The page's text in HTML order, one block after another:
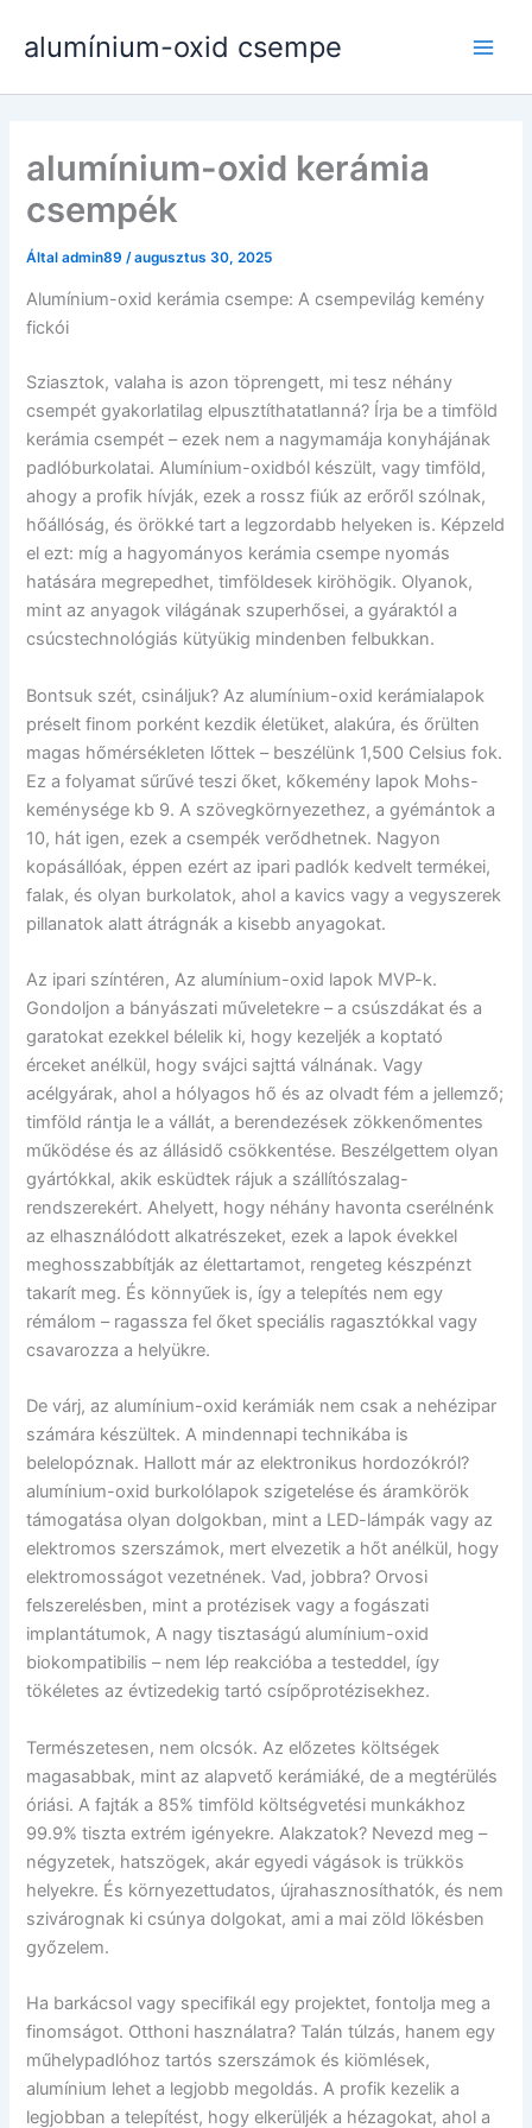
alumínium-oxid csempe
alumínium-oxid kerámia
csempék
Általadmin89 /augusztus 30, 2025
Alumínium-oxid kerámia csempe: A csempevilág kemény
fickói
Sziasztok, valaha is azon töprengett, mi tesz néhány
csempét gyakorlatilag elpusztíthatatlanná? Írja be a timföld
kerámia csempét – ezek nem a nagymamája konyhájának
padlóburkolatai. Alumínium-oxidból készült, vagy timföld,
ahogy a profik hívják, ezek a rossz fiúk az erőről szólnak,
hőállóság, és örökké tart a legzordabb helyeken is. Képzeld
el ezt: míg a hagyományos kerámia csempe nyomás
hatására megrepedhet, timföldesek kiröhögik. Olyanok,
mint az anyagok világának szuperhősei, a gyáraktól a
csúcstechnológiás kütyükig mindenben felbukkan.
Bontsuk szét, csináljuk? Az alumínium-oxid kerámialapok
préselt finom porként kezdik életüket, alakúra, és őrülten
magas hőmérsékleten lőttek – beszélünk 1,500 Celsius fok.
Ez a folyamat sűrűvé teszi őket, kőkemény lapok Mohs-
keménysége kb 9. A szövegkörnyezethez, a gyémántok a
10, hát igen, ezek a csempék verődhetnek. Nagyon
kopásállóak, éppen ezért az ipari padlók kedvelt termékei,
falak, és olyan burkolatok, ahol a kavics vagy a vegyszerek
pillanatok alatt átrágnák a kisebb anyagokat.
Az ipari színtéren, Az alumínium-oxid lapok MVP-k.
Gondoljon a bányászati ​​műveletekre – a csúszdákat és a
garatokat ezekkel bélelik ki, hogy kezeljék a koptató
érceket anélkül, hogy svájci sajttá válnának. Vagy
acélgyárak, ahol a hólyagos hő és az olvadt fém a jellemző;
timföld rántja le a vállát, a berendezések zökkenőmentes
működése és az állásidő csökkentése. Beszélgettem olyan
gyártókkal, akik esküdtek rájuk a szállítószalag-
rendszerekért. Ahelyett, hogy néhány havonta cserélnénk
az elhasználódott alkatrészeket, ezek a lapok évekkel
meghosszabbítják az élettartamot, rengeteg készpénzt
takarít meg. És könnyűek is, így a telepítés nem egy
rémálom – ragassza fel őket speciális ragasztókkal vagy
csavarozza a helyükre.
De várj, az alumínium-oxid kerámiák nem csak a nehézipar
számára készültek. A mindennapi technikába is
belelopóznak. Hallott már az elektronikus hordozókról?
alumínium-oxid burkolólapok szigetelése és áramkörök
támogatása olyan dolgokban, mint a LED-lámpák vagy az
elektromos szerszámok, mert elvezetik a hőt anélkül, hogy
elektromosságot vezetnének. Vad, jobbra? Orvosi
felszerelésben, mint a protézisek vagy a fogászati ​​
implantátumok, A nagy tisztaságú alumínium-oxid
biokompatibilis – nem lép reakcióba a testeddel, így
tökéletes az évtizedekig tartó csípőprotézisekhez.
Természetesen, nem olcsók. Az előzetes költségek
magasabbak, mint az alapvető kerámiáké, de a megtérülés
óriási. A fajták a 85% timföld költségvetési munkákhoz
99.9% tiszta extrém igényekre. Alakzatok? Nevezd meg –
négyzetek, hatszögek, akár egyedi vágások is trükkös
helyekre. És környezettudatos, újrahasznosíthatók, és nem
szivárognak ki csúnya dolgokat, ami a mai zöld lökésben
győzelem.
Ha barkácsol vagy specifikál egy projektet, fontolja meg a
finomságot. Otthoni használatra? Talán túlzás, hanem egy
műhelypadlóhoz tartós szerszámok és kiömlések,
alumínium lehet a legjobb megoldás. A profik kezelik a
legjobban a telepítést, hogy elkerüljék a hézagokat, ahol a